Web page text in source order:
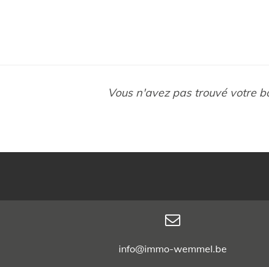
Vous n'avez pas trouvé votre
info@immo-wemmel.be